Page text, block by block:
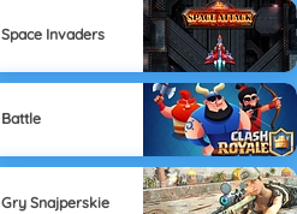
Space Invaders
Battle
Gry Snajperskie